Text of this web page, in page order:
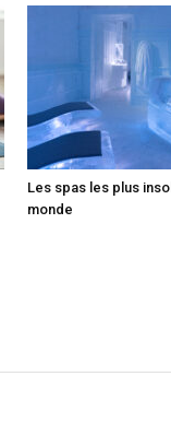
Les spas les plus
monde